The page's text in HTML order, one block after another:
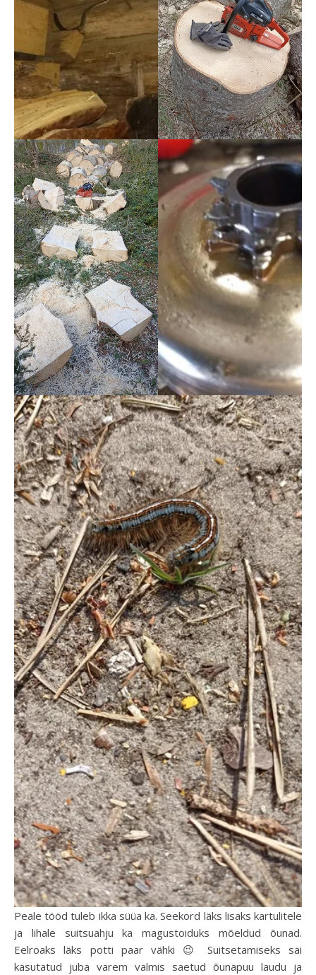
Peale tööd tuleb ikka süüa ka. Seekord läks lisaks kartulitele
ja lihale suitsuahju ka magustoiduks mõeldud õunad.
Eelroaks läks potti paar vähki 😉 Suitsetamiseks sai
kasutatud juba varem valmis saetud õunapuu laudu ja